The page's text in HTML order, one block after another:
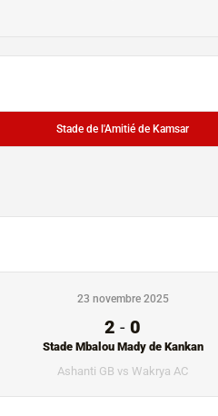
Stade de l'Amitié de Kamsar
23 novembre 2025
2 - 0
Stade Mbalou Mady de Kankan
Ashanti GB vs Wakrya AC